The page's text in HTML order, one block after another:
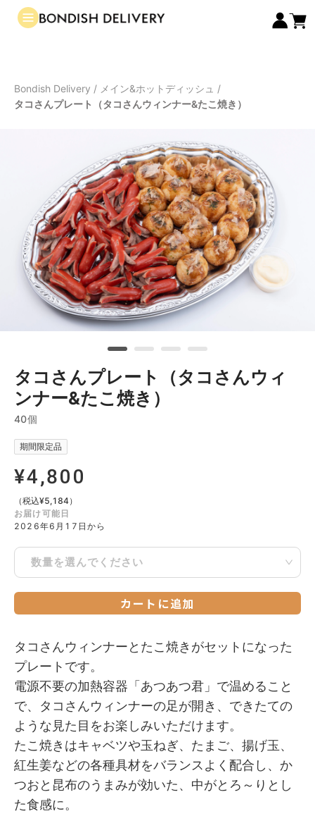
Bondish Delivery / メイン&ホットディッシュ /
タコさんプレート（タコさんウィンナー&たこ焼き）
タコさんプレート（タコさんウィ
ンナー&たこ焼き）
40個
期間限定品
¥4,800
（税込¥5,184）
お届け可能日
2026年6月17日から
数量を選んでください
カートに追加
タコさんウィンナーとたこ焼きがセットになった
プレートです。
電源不要の加熱容器「あつあつ君」で温めること
で、タコさんウィンナーの足が開き、できたての
ような見た目をお楽しみいただけます。
たこ焼きはキャベツや玉ねぎ、たまご、揚げ玉、
紅生姜などの各種具材をバランスよく配合し、か
つおと昆布のうまみが効いた、中がとろ～りとし
た食感に。